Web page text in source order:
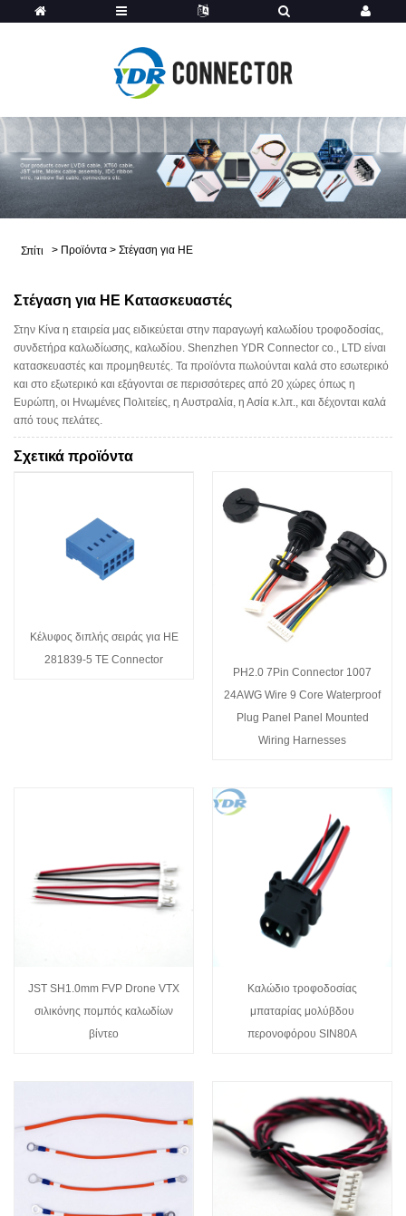
Σπίτι > Προϊόντα > Στέγαση για HE
Στέγαση για HE Κατασκευαστές
Στην Κίνα η εταιρεία μας ειδικεύεται στην παραγωγή καλωδίου τροφοδοσίας,
συνδετήρα καλωδίωσης, καλωδίου. Shenzhen YDR Connector co., LTD είναι
κατασκευαστές και προμηθευτές. Τα προϊόντα πωλούνται καλά στο εσωτερικό
και στο εξωτερικό και εξάγονται σε περισσότερες από 20 χώρες όπως η
Ευρώπη, οι Ηνωμένες Πολιτείες, η Αυστραλία, η Ασία κ.λπ., και δέχονται καλά
από τους πελάτες.
Σχετικά προϊόντα
Κέλυφος διπλής σειράς για HE
281839-5 TE Connector
PH2.0 7Pin Connector 1007
24AWG Wire 9 Core Waterproof
Plug Panel Panel Mounted
Wiring Harnesses
JST SH1.0mm FVP Drone VTX
σιλικόνης πομπός καλωδίων
βίντεο
Καλώδιο τροφοδοσίας
μπαταρίας μολύβδου
περονοφόρου SIN80A